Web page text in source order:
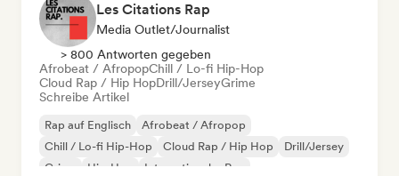
Les Citations Rap
Media Outlet/Journalist
> 800 Antworten gegeben
Afrobeat / AfropopChill / Lo-fi Hip-Hop
Cloud Rap / Hip HopDrill/JerseyGrime
Schreibe Artikel
Rap auf Englisch
Afrobeat / Afropop
Chill / Lo-fi Hip-Hop
Cloud Rap / Hip Hop
Drill/Jersey
Grime
Hip-Hop Internationaler Rap